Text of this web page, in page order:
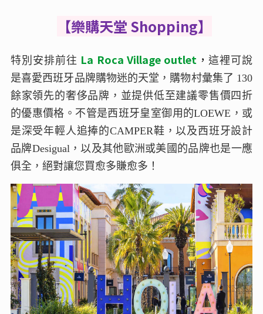
【樂購天堂 Shopping】
特別安排前往 La Roca Village outlet ， 這裡可說
是喜愛西班牙品牌購物迷的天堂，購物村彙集了 130
餘家領先的奢侈品牌，並提供低至建議零售價四折
的優惠價格。不管是西班牙皇室御用的LOEWE，或
是深受年輕人追捧的CAMPER鞋，以及西班牙設計
品牌Desigual，以及其他歐洲或美國的品牌也是一應
俱全，絕對讓您買愈多賺愈多！